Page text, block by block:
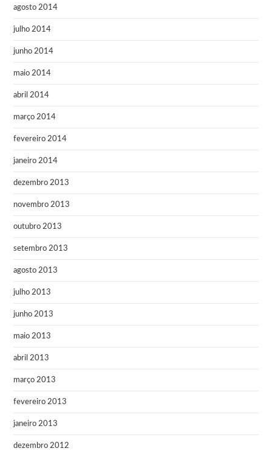
agosto 2014
julho 2014
junho 2014
maio 2014
abril 2014
março 2014
fevereiro 2014
janeiro 2014
dezembro 2013
novembro 2013
outubro 2013
setembro 2013
agosto 2013
julho 2013
junho 2013
maio 2013
abril 2013
março 2013
fevereiro 2013
janeiro 2013
dezembro 2012